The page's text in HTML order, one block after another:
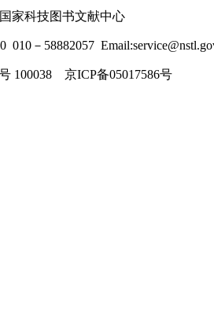
家科技图书文献中心
010－58882057
100038 京ICP备05017586号